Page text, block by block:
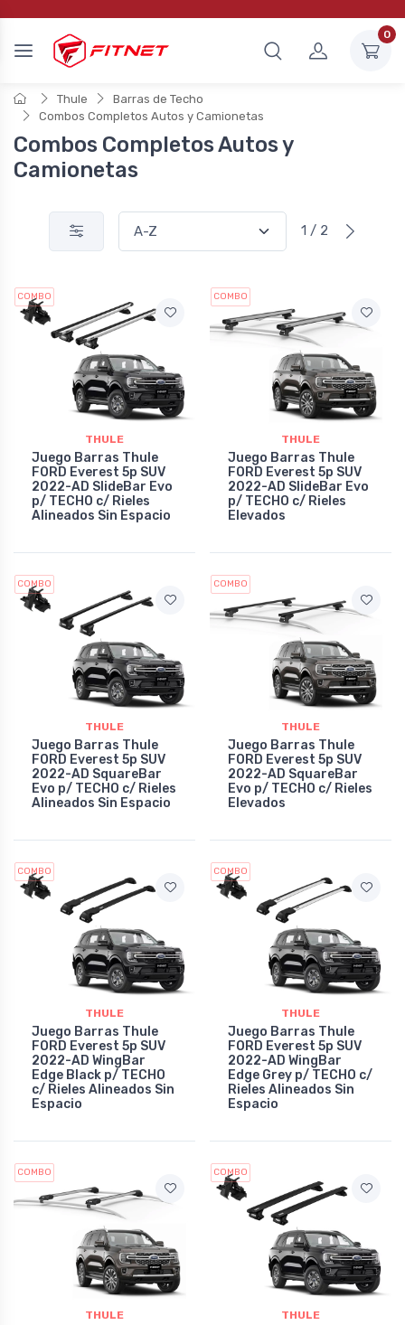
0
Thule
Barras de Techo
Combos Completos Autos y Camionetas
Combos Completos Autos y
Camionetas
1 / 2
COMBO
THULE
Juego Barras Thule
FORD Everest 5p SUV
2022-AD SlideBar Evo
p/ TECHO c/ Rieles
Alineados Sin Espacio
COMBO
THULE
Juego Barras Thule
FORD Everest 5p SUV
2022-AD SlideBar Evo
p/ TECHO c/ Rieles
Elevados
COMBO
THULE
Juego Barras Thule
FORD Everest 5p SUV
2022-AD SquareBar
Evo p/ TECHO c/ Rieles
Alineados Sin Espacio
COMBO
THULE
Juego Barras Thule
FORD Everest 5p SUV
2022-AD SquareBar
Evo p/ TECHO c/ Rieles
Elevados
COMBO
THULE
Juego Barras Thule
FORD Everest 5p SUV
2022-AD WingBar
Edge Black p/ TECHO
c/ Rieles Alineados Sin
Espacio
COMBO
THULE
Juego Barras Thule
FORD Everest 5p SUV
2022-AD WingBar
Edge Grey p/ TECHO c/
Rieles Alineados Sin
Espacio
COMBO
THULE
COMBO
THULE